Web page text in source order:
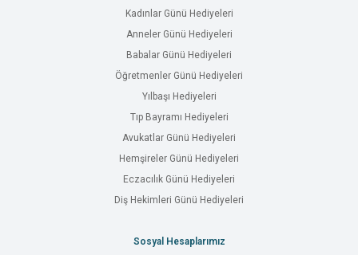
Kadınlar Günü Hediyeleri
Anneler Günü Hediyeleri
Babalar Günü Hediyeleri
Öğretmenler Günü Hediyeleri
Yılbaşı Hediyeleri
Tıp Bayramı Hediyeleri
Avukatlar Günü Hediyeleri
Hemşireler Günü Hediyeleri
Eczacılık Günü Hediyeleri
Diş Hekimleri Günü Hediyeleri
Sosyal Hesaplarımız